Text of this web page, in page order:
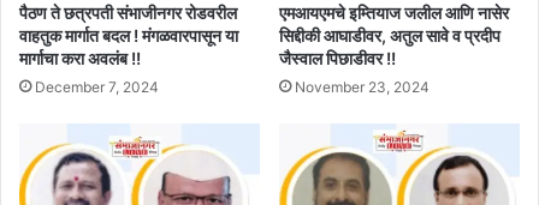
पैठण ते छत्रपती संभाजीनगर रोडवरील
वाहतुक मार्गात बदल ! मंगळवारपासून या
मार्गाचा करा अवलंब !!
December 7, 2024
एमआयएमचे इम्तियाज जलील आणि नासेर
सिद्दीकी आघाडीवर, अतुल सावे व प्रदीप
जैस्वाल पिछाडीवर !!
November 23, 2024